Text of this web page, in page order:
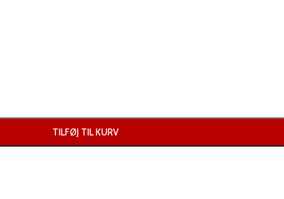
TILFØJ TIL KURV